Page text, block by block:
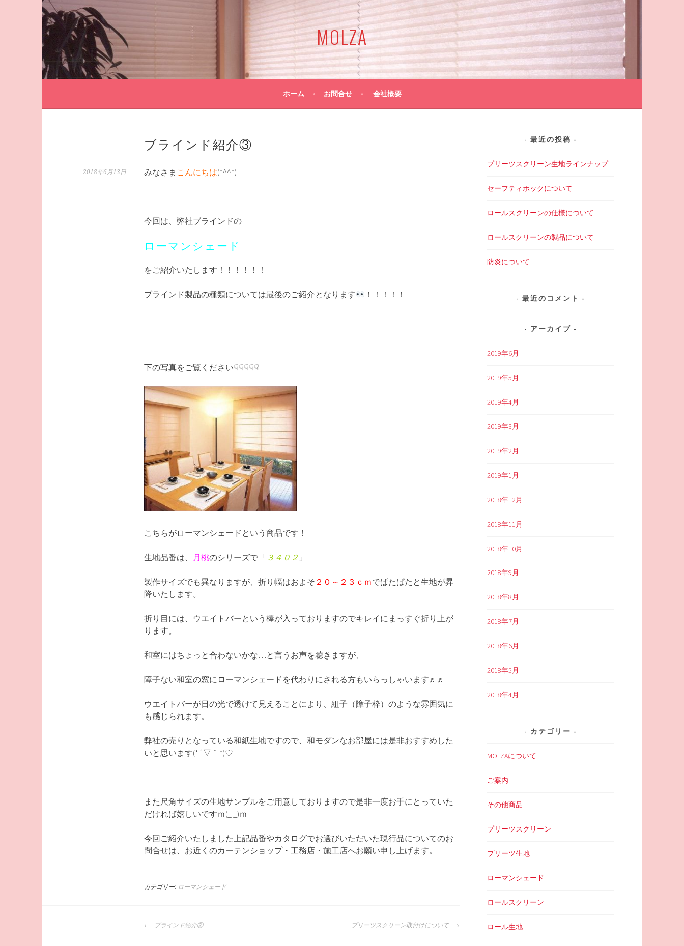
コ
ン
テ
ン
ツ
へ
ス
MOLZA
ホーム お問合せ 会社概要
ブラインド紹介③
2018年6月13日 みなさま こんにちは(*^^*)
今回は、弊社ブラインドの
ローマンシェード
をご紹介いたします！！！！！！
ブラインド製品の種類については最後のご紹介となります ！！！！！
下の写真をご覧ください☟☟☟☟☟
こちらがローマンシェードという商品です！
生地品番は、 月桃のシリーズで「 ３４０２ 」
製作サイズでも異なりますが、折り幅はおよそ ２０～２３ｃｍでぱたぱたと生地が昇
降いたします。
折り目には、ウエイトバーという棒が入っておりますのでキレイにまっすぐ折り上が
ります。
和室にはちょっと合わないかな…と言うお声を聴きますが、
障子ない和室の窓にローマンシェードを代わりにされる方もいらっしゃいます♬♬
ウエイトバーが日の光で透けて見えることにより、組子（障子枠）のような雰囲気に
も感じられます。
弊社の売りとなっている和紙生地ですので、和モダンなお部屋には是非おすすめした
いと思います(*´▽｀*)♡
また尺角サイズの生地サンプルをご用意しておりますので是非一度お手にとっていた
だければ嬉しいですｍ(_ _)ｍ
今回ご紹介いたしました上記品番やカタログでお選びいただいた現行品についてのお
問合せは、お近くのカーテンショップ・工務店・施工店へお願い申し上げます。
カテゴリー: ローマンシェード
投ブラインド紹介② プリーツスクリーン取付けについて
最近の投稿
プリーツスクリーン生地ラインナップ
セーフティホックについて
ロールスクリーンの仕様について
ロールスクリーンの製品について
防炎について
最近のコメント
アーカイブ
2019年6月
2019年5月
2019年4月
2019年3月
2019年2月
2019年1月
2018年12月
2018年11月
2018年10月
2018年9月
2018年8月
2018年7月
2018年6月
2018年5月
2018年4月
カテゴリー
MOLZAについて
ご案内
その他商品
プリーツスクリーン
プリーツ生地
ローマンシェード
ロールスクリーン
ロール生地